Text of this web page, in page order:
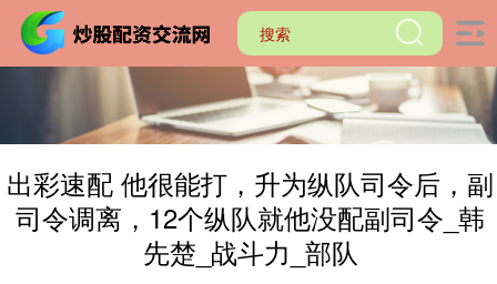
出彩速配 他很能打，升为纵队司令后，副
司令调离，12个纵队就他没配副司令_韩
先楚_战斗力_部队